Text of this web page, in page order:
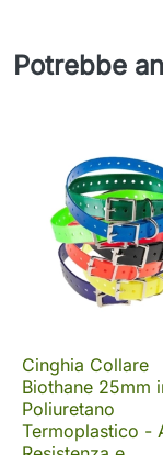
Potrebbe
Cinghia Collare
Biothane 25mm
Poliuretano
Termoplastico -